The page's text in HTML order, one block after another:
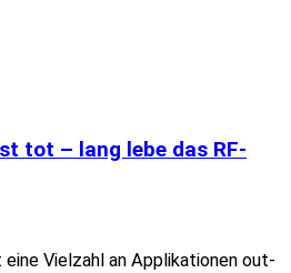
tot – lang lebe das RF-
Vielzahl an Applikationen out-